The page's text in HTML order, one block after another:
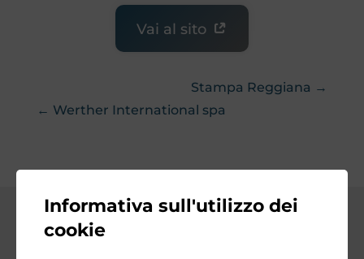
Vai al sito
Stampa Reggiana →
← Werther International spa
Informativa sull'utilizzo dei
cookie